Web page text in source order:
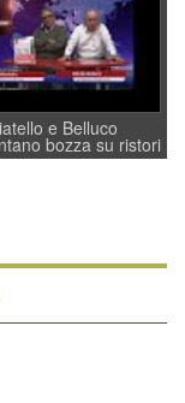
e Belluco
bozza su ristori
e Veneto Banca